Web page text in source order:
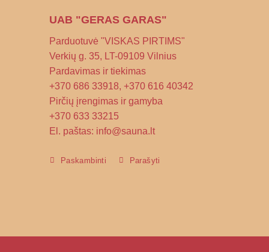
UAB "GERAS GARAS"
Parduotuvė "VISKAS PIRTIMS"
Verkių g. 35, LT-09109 Vilnius
Pardavimas ir tiekimas
+370 686 33918, +370 616 40342
Pirčių įrengimas ir gamyba
+370 633 33215
El. paštas: info@sauna.lt
Paskambinti Parašyti